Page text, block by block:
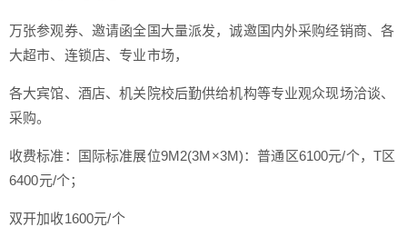
万张参观券、邀请函全国大量派发，诚邀国内外采购经销商、各
大超市、连锁店、专业市场，
各大宾馆、酒店、机关院校后勤供给机构等专业观众现场洽谈、
采购。
收费标准：国际标准展位9M2(3M×3M)：普通区6100元/个，T区
6400元/个；
双开加收1600元/个